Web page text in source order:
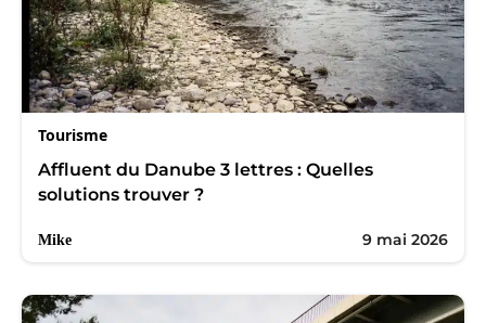
Tourisme
Affluent du Danube 3 lettres : Quelles
solutions trouver ?
Mike 9 mai 2026